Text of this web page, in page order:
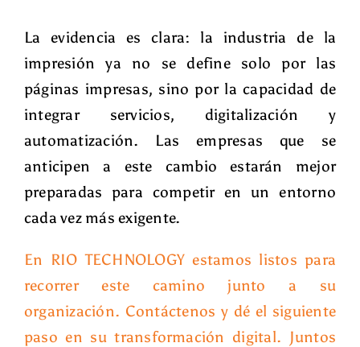
La evidencia es clara: la industria de la
impresión ya no se define solo por las
páginas impresas, sino por lacapacidad de
integrar servicios, digitalización y
automatización. Las empresas que se
anticipen a este cambio estarán mejor
preparadas para competir en un entorno
cada vez más exigente.
En RIO TECHNOLOGY estamos listos para
recorrer este camino junto a su
organización. Contáctenos y dé el siguiente
paso en su transformación digital. Juntos